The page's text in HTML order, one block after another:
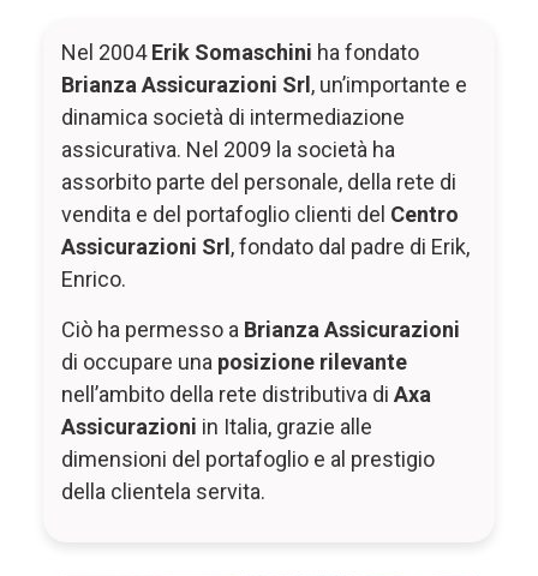
Nel 2004Erik Somaschini ha fondato
Brianza Assicurazioni Srl , un’importante e
dinamica società di intermediazione
assicurativa. Nel 2009 la società ha
assorbito parte del personale, della rete di
vendita e del portafoglio clienti del Centro
Assicurazioni Srl , fondato dal padre di Erik,
Enrico.
Ciò ha permesso a Brianza Assicurazioni
di occupare una posizione rilevante
nell’ambito della rete distributiva di Axa
Assicurazioni in Italia, grazie alle
dimensioni del portafoglio e al prestigio
della clientela servita.